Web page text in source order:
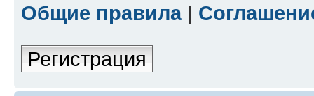
Общие правила|
Регистрация